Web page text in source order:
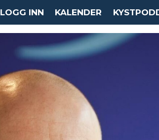
LOGG INN KALENDER